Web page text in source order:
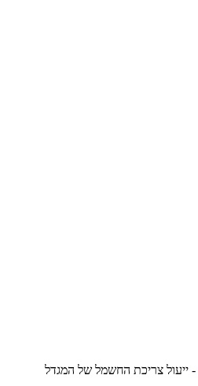
- ייעול צריכת החשמל של המגדל